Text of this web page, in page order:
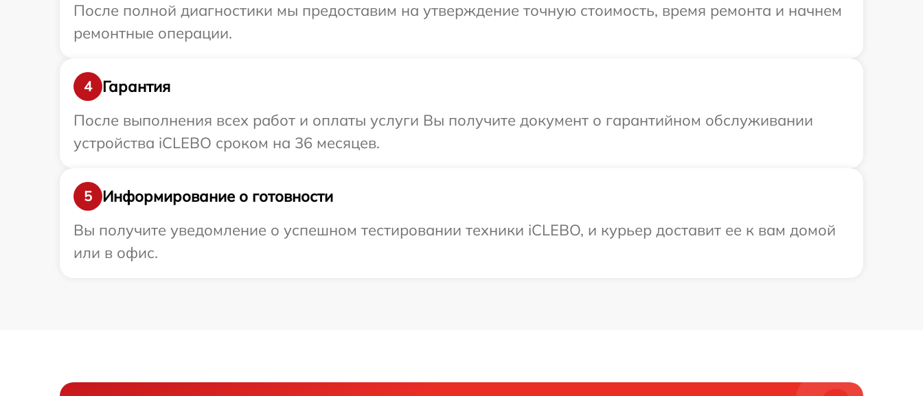
После полной диагностики мы предоставим на утверждение точную стоимость, время ремонта и начнем
ремонтные операции.
4
Гарантия
После выполнения всех работ и оплаты услуги Вы получите документ о гарантийном обслуживании
устройства iCLEBO сроком на 36 месяцев.
5
Информирование о готовности
Вы получите уведомление о успешном тестировании техники iCLEBO, и курьер доставит ее к вам домой
или в офис.